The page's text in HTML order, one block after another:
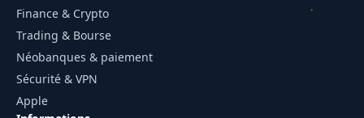
Finance & Crypto
Trading & Bourse
Néobanques & paiement
Sécurité & VPN
Apple